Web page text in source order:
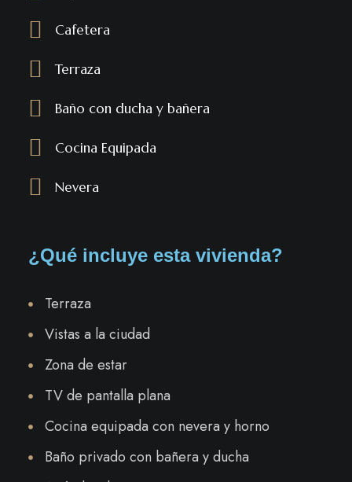
Cafetera
Terraza
Baño con ducha y bañera
Cocina Equipada
Nevera
¿Qué incluye esta vivienda?
Terraza
Vistas a la ciudad
Zona de estar
TV de pantalla plana
Cocina equipada con nevera y horno
Baño privado con bañera y ducha